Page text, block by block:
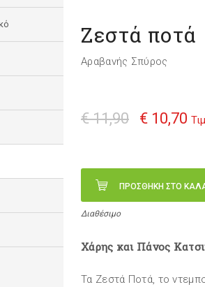
Ζεστά ποτά
Αραβανής Σπύρος
€ 11,90 € 10,70
ΠΡΟΣΘΗΚΗ ΣΤΟ
Διαθέσιμο
Χάρης και Πάνος
Τα Ζεστά Ποτά, το